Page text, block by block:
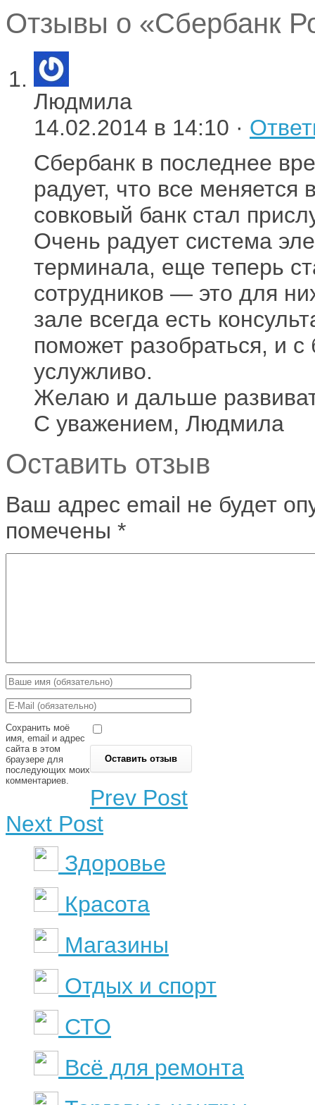
Отзывы о «Сбербанк
Людмила
14.02.2014 в 14:10 ·
Сбербанк в последнее
радует, что все
совковый банк стал
Очень радует система
терминала, еще теперь
сотрудников — это для
зале всегда есть
поможет разобраться, и
услужливо.
Желаю и дальше
С уважением, Людмила
Оставить отзыв
Ваш адрес email не будет
помечены *
Сохранить моё
имя, email и адрес
сайта в этом
браузере для
последующих моих
комментариев.
Prev Post
Next Post
Здоровье
Красота
Магазины
Отдых и спорт
СТО
Всё для ремонта